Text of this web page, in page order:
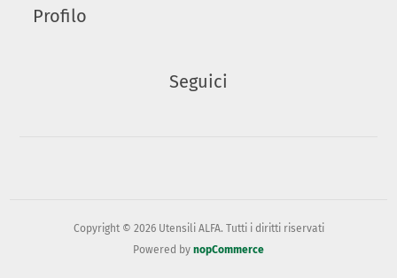
Profilo
Seguici
Copyright © 2026 Utensili ALFA. Tutti i diritti riservati
Powered by nopCommerce